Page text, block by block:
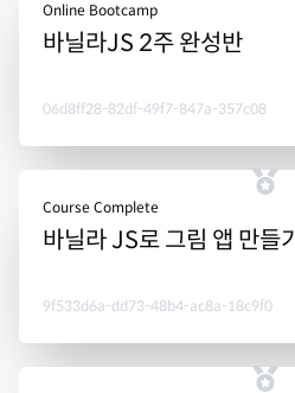
Online Bootcamp
바닐라JS 2주 완성반
06d8ff28-82df-49f7-847a-357c08
Course Complete
바닐라 JS로 그림 앱 만들기
9f533d6a-dd73-48b4-ac8a-18c9f0